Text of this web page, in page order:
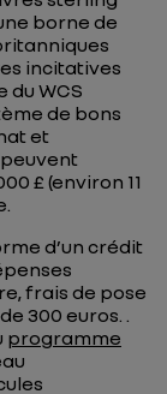
borne de
incitatives
du WCS
de bons
et
£ (environ 11
d’un crédit
frais de pose
300 euros. .
programme